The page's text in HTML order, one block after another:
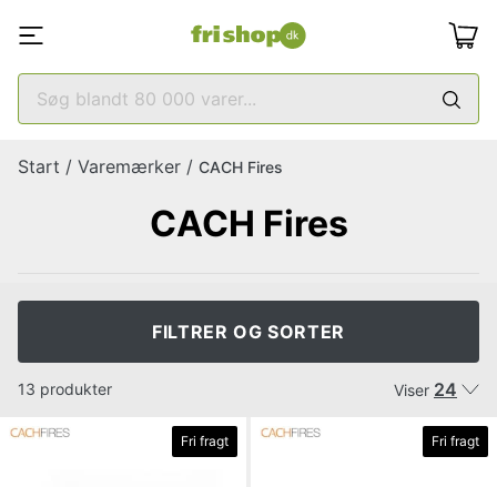
Start / Varemærker / CACH Fires
CACH Fires
FILTRER OG SORTER
13 produkter Viser 24
Fri fragt Fri fragt